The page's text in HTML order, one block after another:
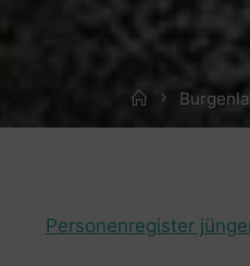
Home
Personenregister